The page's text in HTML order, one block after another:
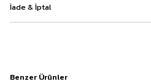
İade & İptal
Benzer Ürünler